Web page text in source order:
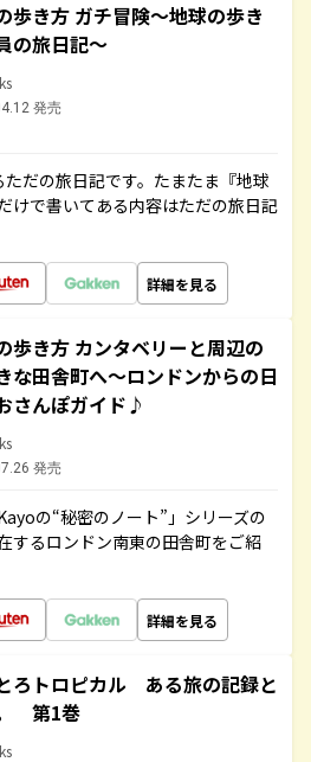
歩き方 ガチ冒険～地球の歩き
の旅日記～
発売
だの旅日記です。たまたま『地球
けで書いてある内容はただの旅日記
詳細を見る
歩き方 カンタベリーと周辺の
な田舎町へ～ロンドンからの日
さんぽガイド♪
発売
の“秘密のノート”」シリーズの
するロンドン南東の田舎町をご紹
詳細を見る
ろトロピカル ある旅の記録と
第1巻